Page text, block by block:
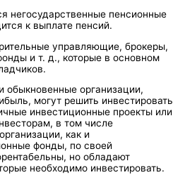
негосударственные пенсионные
к выплате пенсий.
управляющие, брокеры,
и т. д., которые в основном
обыкновенные организации,
могут решить инвестировать
инвестиционные проекты или
в том числе
как и
фонды, по своей
но обладают
необходимо инвестировать.